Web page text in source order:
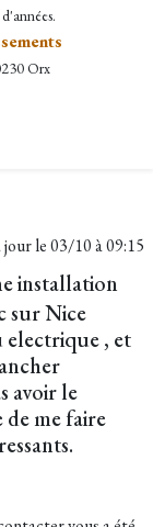
Orx
jour le03/10 à 09:15
installation
sur Nice
electrique , et
avoir le
me faire